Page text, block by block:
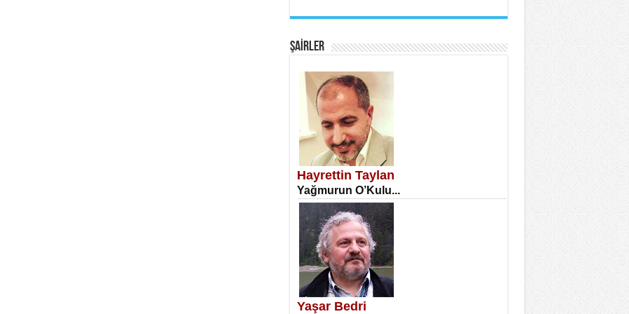
SATILMIŞ ÜMİT ÇETİNKAYA
Erkenlik...
NECLA DİLEK ARSLAN
Öğretmenler Günü Mahkemesi...
ŞAİRLER
Hayrettin Taylan
Yağmurun O’Kulu...
Yaşar Bedri